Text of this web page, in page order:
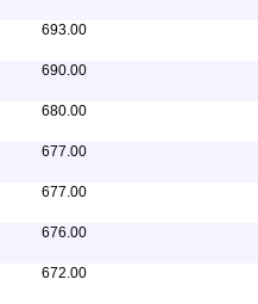
693.00
690.00
680.00
677.00
677.00
676.00
672.00